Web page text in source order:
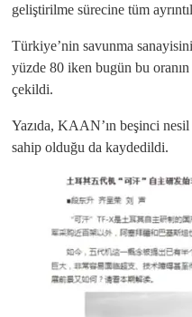
geliştirilme sürecine tüm
Türkiye’nin savunma
yüzde 80 iken bugün bu
çekildi.
Yazıda, KAAN’ın beşinci
sahip olduğu da kaydedildi.